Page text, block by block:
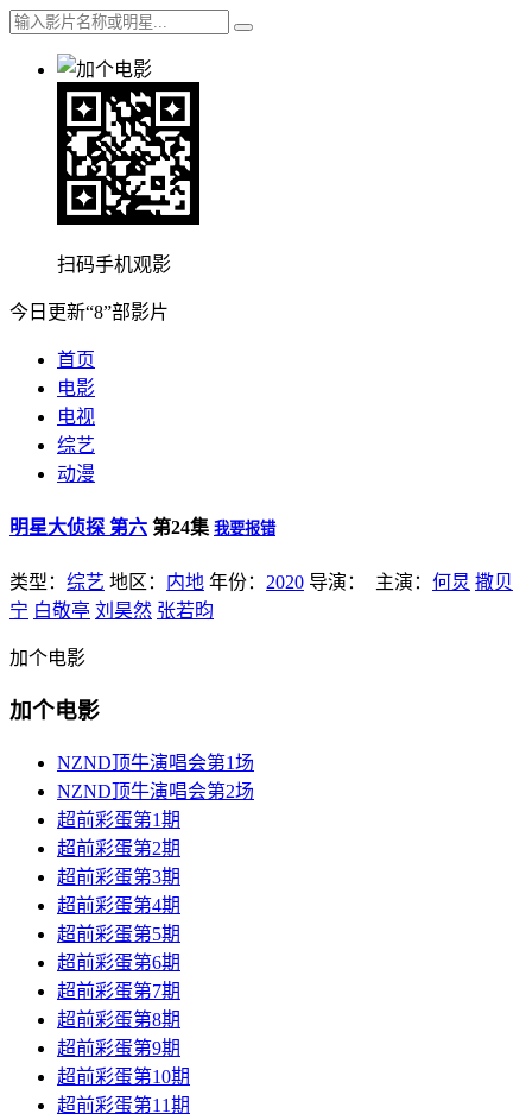
扫码手机观影
今日更新“8”部影片
首页
电影
电视
综艺
动漫
明星大侦探 第六 第24集 我要报错
类型： 综艺 地区： 内地 年份： 2020 导演： 主演： 何炅 撒贝
宁 白敬亭 刘昊然 张若昀
加个电影
加个电影
NZND顶牛演唱会第1场
NZND顶牛演唱会第2场
超前彩蛋第1期
超前彩蛋第2期
超前彩蛋第3期
超前彩蛋第4期
超前彩蛋第5期
超前彩蛋第6期
超前彩蛋第7期
超前彩蛋第8期
超前彩蛋第9期
超前彩蛋第10期
超前彩蛋第11期